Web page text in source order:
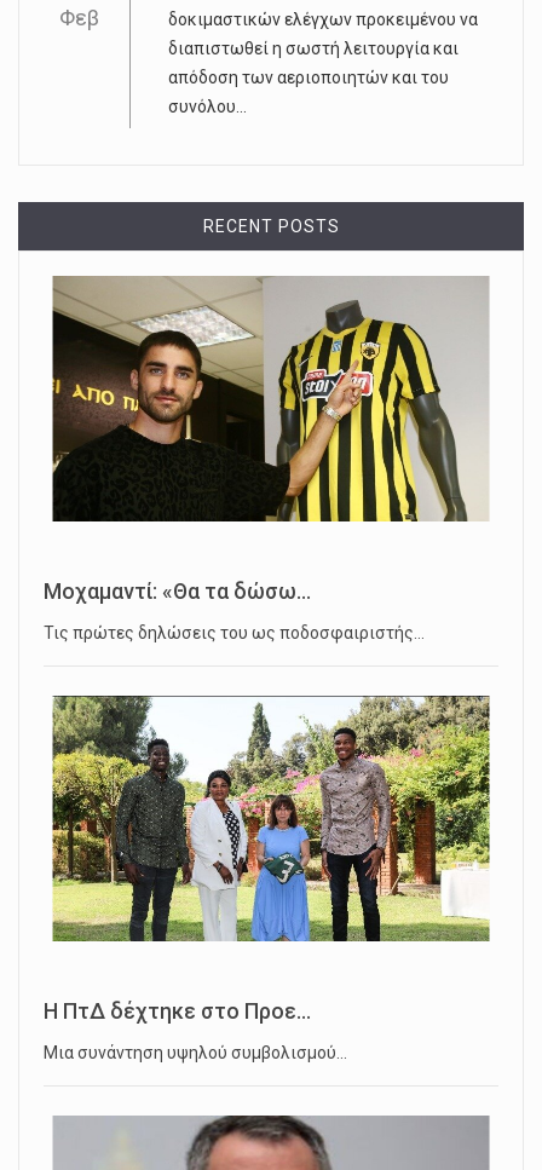
Φεβ
δοκιμαστικών ελέγχων προκειμένου να
διαπιστωθεί η σωστή λειτουργία και
απόδοση των αεριοποιητών και του
συνόλου...
RECENT POSTS
Μοχαμαντί: «Θα τα δώσω...
Τις πρώτες δηλώσεις του ως ποδοσφαιριστής…
Η ΠτΔ δέχτηκε στο Προε...
Μια συνάντηση υψηλού συμβολισμού…